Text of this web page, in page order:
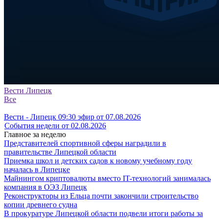
Вести Липецк
Все
Вести - Липецк 09:30 эфир от 07.08.2026
События недели от 02.08.2026
Главное за неделю
Представителей спортивной сферы наградили в
правительстве Липецкой области
Приемка школ и детских садов к новому учебному году
началась в Липецке
Майнингом криптовалюты вместо IT-технологий занималась
компания в ОЭЗ Липецк
Реконструкторы из Ельца почти закончили строительство
копии древнего судна
В прокуратуре Липецкой области подвели итоги работы за